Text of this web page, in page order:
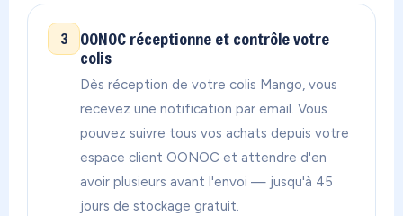
3
OONOC réceptionne et contrôle votre
colis
Dès réception de votre colis Mango, vous
recevez une notification par email. Vous
pouvez suivre tous vos achats depuis votre
espace client OONOC et attendre d'en
avoir plusieurs avant l'envoi — jusqu'à 45
jours de stockage gratuit.